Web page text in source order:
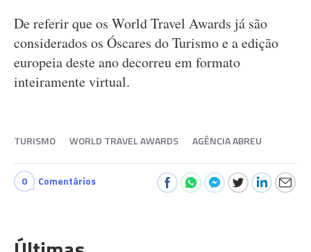
De referir que os World Travel Awards já são
considerados os Óscares do Turismo e a edição
europeia deste ano decorreu em formato
inteiramente virtual.
TURISMO WORLD TRAVEL AWARDS AGÊNCIA ABREU
0 Comentários